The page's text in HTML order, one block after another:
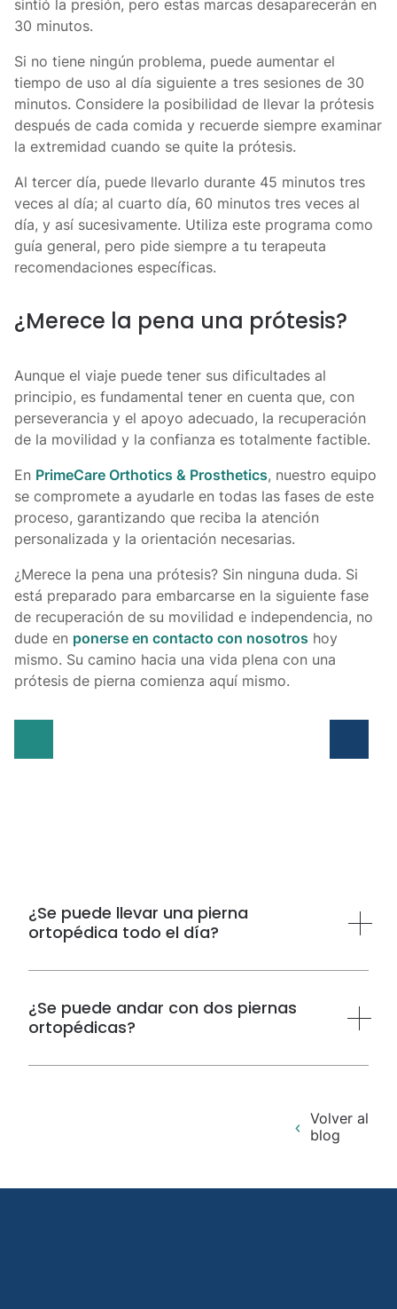
sintió la presión, pero estas marcas desaparecerán en
30 minutos.
Si no tiene ningún problema, puede aumentar el
tiempo de uso al día siguiente a tres sesiones de 30
minutos. Considere la posibilidad de llevar la prótesis
después de cada comida y recuerde siempre examinar
la extremidad cuando se quite la prótesis.
Al tercer día, puede llevarlo durante 45 minutos tres
veces al día; al cuarto día, 60 minutos tres veces al
día, y así sucesivamente. Utiliza este programa como
guía general, pero pide siempre a tu terapeuta
recomendaciones específicas.
¿Merece la pena una prótesis?
Aunque el viaje puede tener sus dificultades al
principio, es fundamental tener en cuenta que, con
perseverancia y el apoyo adecuado, la recuperación
de la movilidad y la confianza es totalmente factible.
En PrimeCare Orthotics & Prosthetics, nuestro equipo
se compromete a ayudarle en todas las fases de este
proceso, garantizando que reciba la atención
personalizada y la orientación necesarias.
¿Merece la pena una prótesis? Sin ninguna duda. Si
está preparado para embarcarse en la siguiente fase
de recuperación de su movilidad e independencia, no
dude en ponerse en contacto con nosotros hoy
mismo. Su camino hacia una vida plena con una
prótesis de pierna comienza aquí mismo.
¿Se puede llevar una pierna
ortopédica todo el día?
¿Se puede andar con dos piernas
ortopédicas?
Volver al
blog